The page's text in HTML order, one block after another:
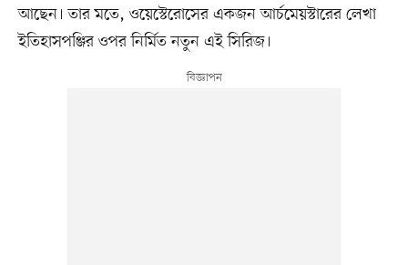
আছেন। তার মতে, ওয়েস্টেরোসের একজন আর্চমেয়স্টারের লেখা
ইতিহাসপঞ্জির ওপর নির্মিত নতুন এই সিরিজ।